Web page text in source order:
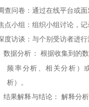
查问卷：通过在线平台或面
点小组：组织小组讨论，
度访谈：与个别受访者进行
数据分析：
根据收集到的
频率分析、相关分析）
析）。
结果解释与结论：
解释分